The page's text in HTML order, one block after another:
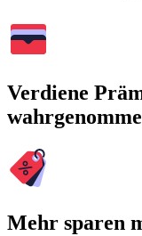
Verdiene
Mehr sparen